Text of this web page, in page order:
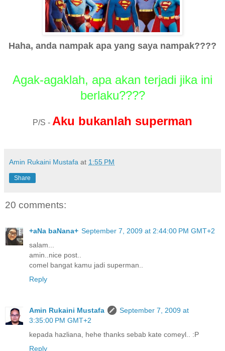
Haha, anda nampak apa yang saya nampak????
Agak-agaklah, apa akan terjadi jika ini
berlaku????
P/S - Aku bukanlah superman
Amin Rukaini Mustafa at 1:55 PM
Share
20 comments:
+aNa baNana+ September 7, 2009 at 2:44:00 PM GMT+2
salam...
amin..nice post..
comel bangat kamu jadi superman..
Reply
Amin Rukaini Mustafa
September 7, 2009 at
3:35:00 PM GMT+2
kepada hazliana, hehe thanks sebab kate comeyl.. :P
Reply